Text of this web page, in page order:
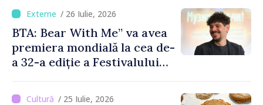
/ 26 Iulie, 2026
BTA: Bear With Me” va avea
premiera mondială la cea de-
a 32-a ediție a Festivalului
august
/ 25 Iulie, 2026